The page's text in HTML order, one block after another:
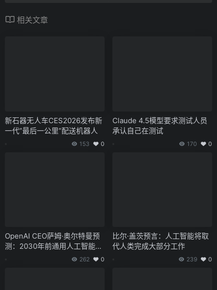
相关文章
新石器无人车CES2026发布新
一代”最后一公里”配送机器人
153 0
Claude 4.5模型要求测试人员
承认自己在测试
170 0
OpenAI CEO萨姆·奥尔特曼预
测：2030年前通用人工智能到
来，AI或取代40%人类工作
262 0
比尔·盖茨预言：人工智能将取
代人类完成大部分工作
239 0